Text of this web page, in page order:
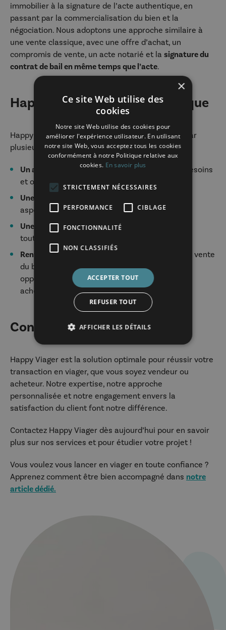
immobilier à la signature de l’acte authentique, en
passant par la commercialisation du bien et la
négociation. Nous adoptons une approche similaire à
une vente classique, avec une offre d’achat, un
compromis de vente, un acte notarié et la signature du
contrat de bail en même temps que l’acte.
Happy Viager vs. viager classique
Happy Viager se différencie du viager classique par
plusieurs aspects :
Un accompagnement sur mesure, adapté aux besoins
et objectifs spécifiques de chaque client ;
Une
aspects juridiques et financiers qui y sont liés.
Une transaction sécurisée et transparente
toutes les parties concernées.
Rentabilité assurée
: Nous optimisons le prix de vente
du bien pour le vendeur et proposons des
opportunités d’investissement attractives aux
acheteurs.
Conclusion
Happy Viager est la solution optimale pour réussir votre
transaction en viager, que vous soyez vendeur ou
acheteur. Notre expertise, notre approche
personnalisée et notre engagement envers la
satisfaction du client font notre différence.
Contactez Happy Viager dès aujourd’hui pour en savoir
plus sur nos services et pour étudier votre projet !
Vous voulez vous lancer en viager en toute confiance ?
Apprenez comment être bien accompagné dans notre
article dédié.
×
Ce site Web utilise des
cookies
Notre site Web utilise des cookies pour
améliorer l'expérience utilisateur. En utilisant
notre site Web, vous acceptez tous les cookies
conformément à notre Politique relative aux
cookies. En savoir plus
STRICTEMENT NÉCESSAIRES
PERFORMANCE CIBLAGE
FONCTIONNALITÉ
NON CLASSIFIÉS
ACCEPTER TOUT
REFUSER TOUT
AFFICHER LES DÉTAILS